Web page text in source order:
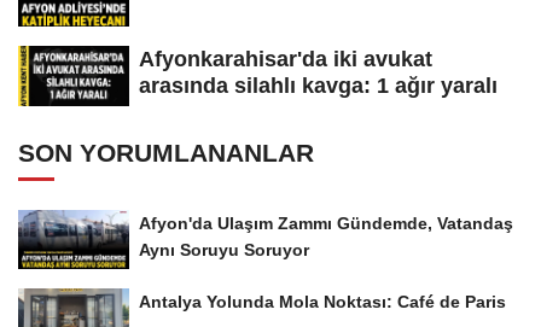
Afyonkarahisar'da iki avukat
arasında silahlı kavga: 1 ağır yaralı
SON YORUMLANANLAR
Afyon'da Ulaşım Zammı Gündemde, Vatandaş
Aynı Soruyu Soruyor
Antalya Yolunda Mola Noktası: Café de Paris